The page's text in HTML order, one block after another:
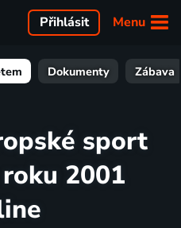
Menu
Přihlásit
Dokumenty Zábava
sport
2001